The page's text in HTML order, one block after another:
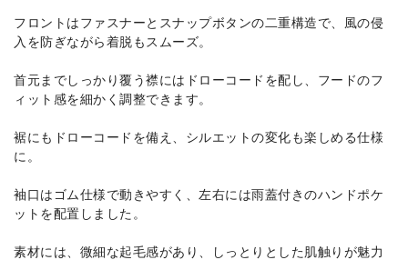
フロントはファスナーとスナップボタンの二重構造で、風の侵
入を防ぎながら着脱もスムーズ。
首元までしっかり覆う襟にはドローコードを配し、フードのフ
ィット感を細かく調整できます。
裾にもドローコードを備え、シルエットの変化も楽しめる仕様
に。
袖口はゴム仕様で動きやすく、左右には雨蓋付きのハンドポケ
ットを配置しました。
素材には、微細な起毛感があり、しっとりとした肌触りが魅力